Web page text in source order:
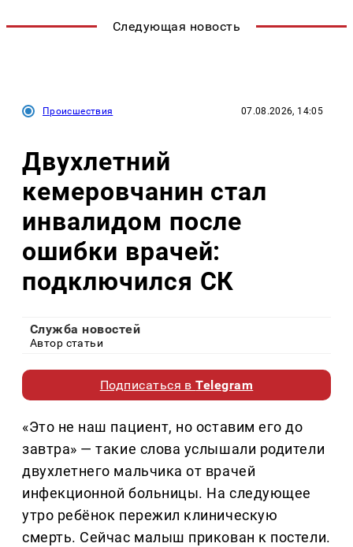
Следующая новость
Происшествия 07.08.2026, 14:05
Двухлетний
кемеровчанин стал
инвалидом после
ошибки врачей:
подключился СК
Служба новостей
Автор статьи
Подписаться вTelegram
«Это не наш пациент, но оставим его до
завтра» — такие слова услышали родители
двухлетнего мальчика от врачей
инфекционной больницы. На следующее
утро ребёнок пережил клиническую
смерть. Сейчас малыш прикован к постели.